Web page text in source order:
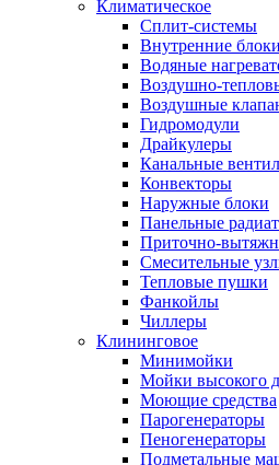
Климатическое
Сплит-системы
Внутренние блоки
Водяные
Воздушно-
Воздушные
Гидромодули
Драйкулеры
Канальные
Конвекторы
Наружные блоки
Панельные
Приточно-
Смесительные
Тепловые пушки
Фанкойлы
Чиллеры
Клининговое
Минимойки
Мойки высокого
Моющие средства
Парогенераторы
Пеногенераторы
Подметальные